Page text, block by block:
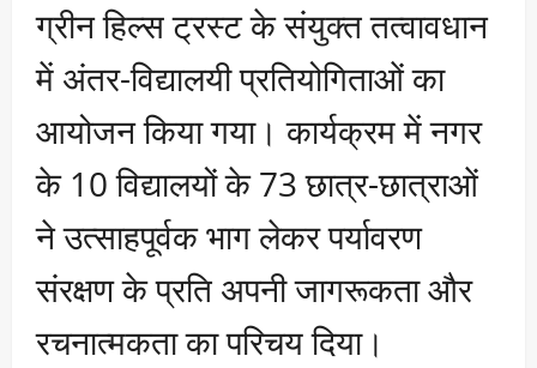
ग्रीन हिल्स ट्रस्ट के संयुक्त तत्वावधान
में अंतर-विद्यालयी प्रतियोगिताओं का
आयोजन किया गया। कार्यक्रम में नगर
के 10 विद्यालयों के 73 छात्र-छात्राओं
ने उत्साहपूर्वक भाग लेकर पर्यावरण
संरक्षण के प्रति अपनी जागरूकता और
रचनात्मकता का परिचय दिया।